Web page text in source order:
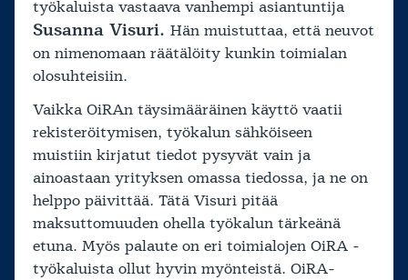
työkaluista vastaava vanhempi asiantuntija
Susanna Visuri. Hän muistuttaa, että neuvot
on nimenomaan räätälöity kunkin toimialan
olosuhteisiin.
Vaikka OiRAn täysimääräinen käyttö vaatii
rekisteröitymisen, työkalun sähköiseen
muistiin kirjatut tiedot pysyvät vain ja
ainoastaan yrityksen omassa tiedossa, ja ne on
helppo päivittää. Tätä Visuri pitää
maksuttomuuden ohella työkalun tärkeänä
etuna. Myös palaute on eri toimialojen OiRA -
työkaluista ollut hyvin myönteistä. OiRA-